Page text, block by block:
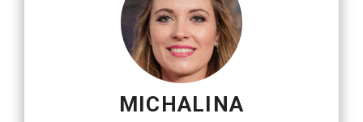
MICHALINA